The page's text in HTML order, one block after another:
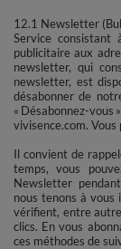
12.1 Newsletter
Service consistant
publicitaire aux
newsletter, qui
newsletter, est
désabonner de
« Désabonnez-
vivisence.com.
Il convient de
temps, vous
Newsletter
nous tenons à vous
vérifient, entre
clics. En vous
ces méthodes de